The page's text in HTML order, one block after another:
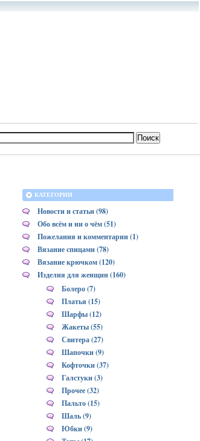
КАТЕГОРИИ
Новости и статьи (98)
Обо всём и ни о чём (51)
Пожелания и комментарии (1)
Вязание спицами (78)
Вязание крючком (120)
Изделия для женщин (160)
Болеро (7)
Платья (15)
Шарфы (12)
Жакеты (55)
Свитера (27)
Шапочки (9)
Кофточки (37)
Галстуки (3)
Прочее (32)
Пальто (15)
Шаль (9)
Юбки (9)